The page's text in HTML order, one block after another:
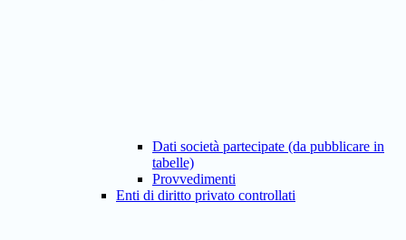
Dati società partecipate (da pubblicare in
tabelle)
Provvedimenti
Enti di diritto privato controllati